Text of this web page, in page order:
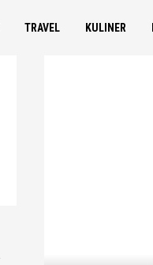
TRAVEL KULINER